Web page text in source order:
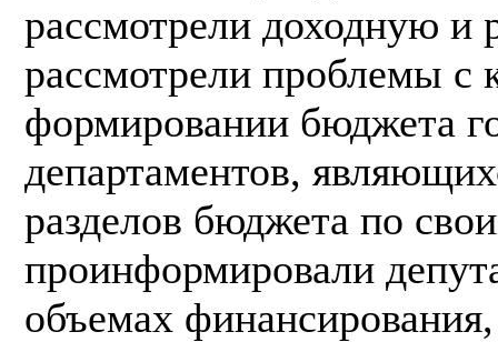
рассмотрели доходную и
рассмотрели проблемы с
формировании бюджета
департаментов,
разделов бюджета по
проинформировали
объемах